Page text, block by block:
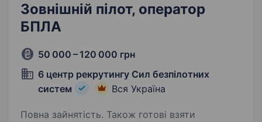
Зовнішній пілот, оператор
БПЛА
50 000 – 120 000 грн
6 центр рекрутингу Сил безпілотних
систем
Вся Україна
Повна зайнятість. Також готові взяти